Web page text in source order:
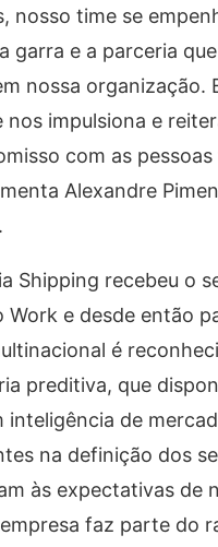
nosso time se
garra e a parceria
nossa organização.
nos impulsiona e
com as
Alexandre
Shipping recebeu o
Work e desde então
é
preditiva, que
inteligência de
na definição dos
às expectativas de
faz parte do